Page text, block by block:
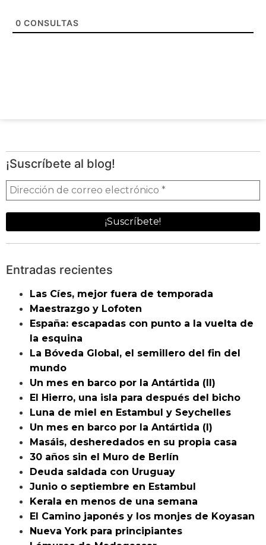
0 CONSULTAS
¡Suscríbete al blog!
Entradas recientes
Las Cíes, mejor fuera de temporada
Maestrazgo y Lofoten
España: escapadas con punto a la vuelta de
la esquina
La Bóveda Global, el semillero del fin del
mundo
Un mes en barco por la Antártida (II)
El Hierro, una isla para después del bicho
Luna de miel en Estambul y Seychelles
Un mes en barco por la Antártida (I)
Masáis, desheredados en su propia casa
30 años sin el Muro de Berlín
Deuda saldada con Uruguay
Junio o septiembre en Estambul
Kerala en menos de una semana
El Camino japonés y los monjes de Koyasan
Nueva York para principiantes